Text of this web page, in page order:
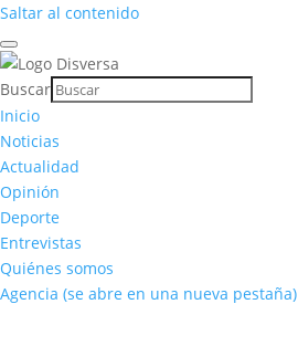
Saltar al contenido
Buscar
Inicio
Noticias
Actualidad
Opinión
Deporte
Entrevistas
Quiénes somos
Agencia (se abre en una nueva pestaña)